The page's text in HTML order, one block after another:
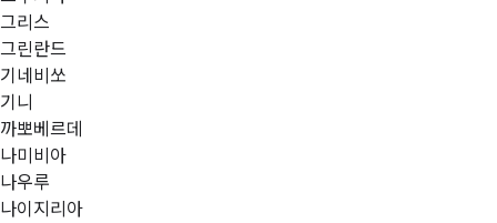
그리스
그린란드
기네비쏘
기니
까뽀베르데
나미비아
나우루
나이지리아